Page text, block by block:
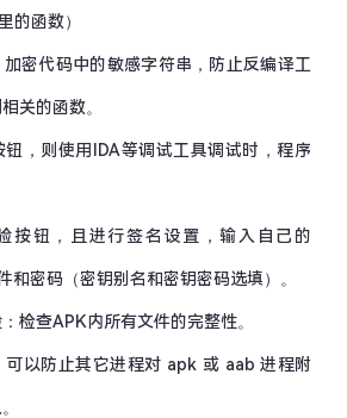
的函数）
密代码中的敏感字符串，防止反编译工
关的函数。
钮，则使用IDA等调试工具调试时，程序
按钮，且进行签名设置，输入自己的
和密码（密钥别名和密钥密码选填）。
检查APK内所有文件的完整性。
可以防止其它进程对 apk 或 aab 进程附